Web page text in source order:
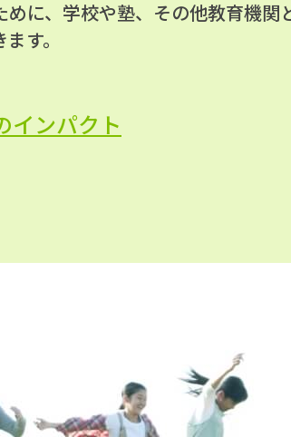
に、学校や塾、その他教育機関
す。
インパクト